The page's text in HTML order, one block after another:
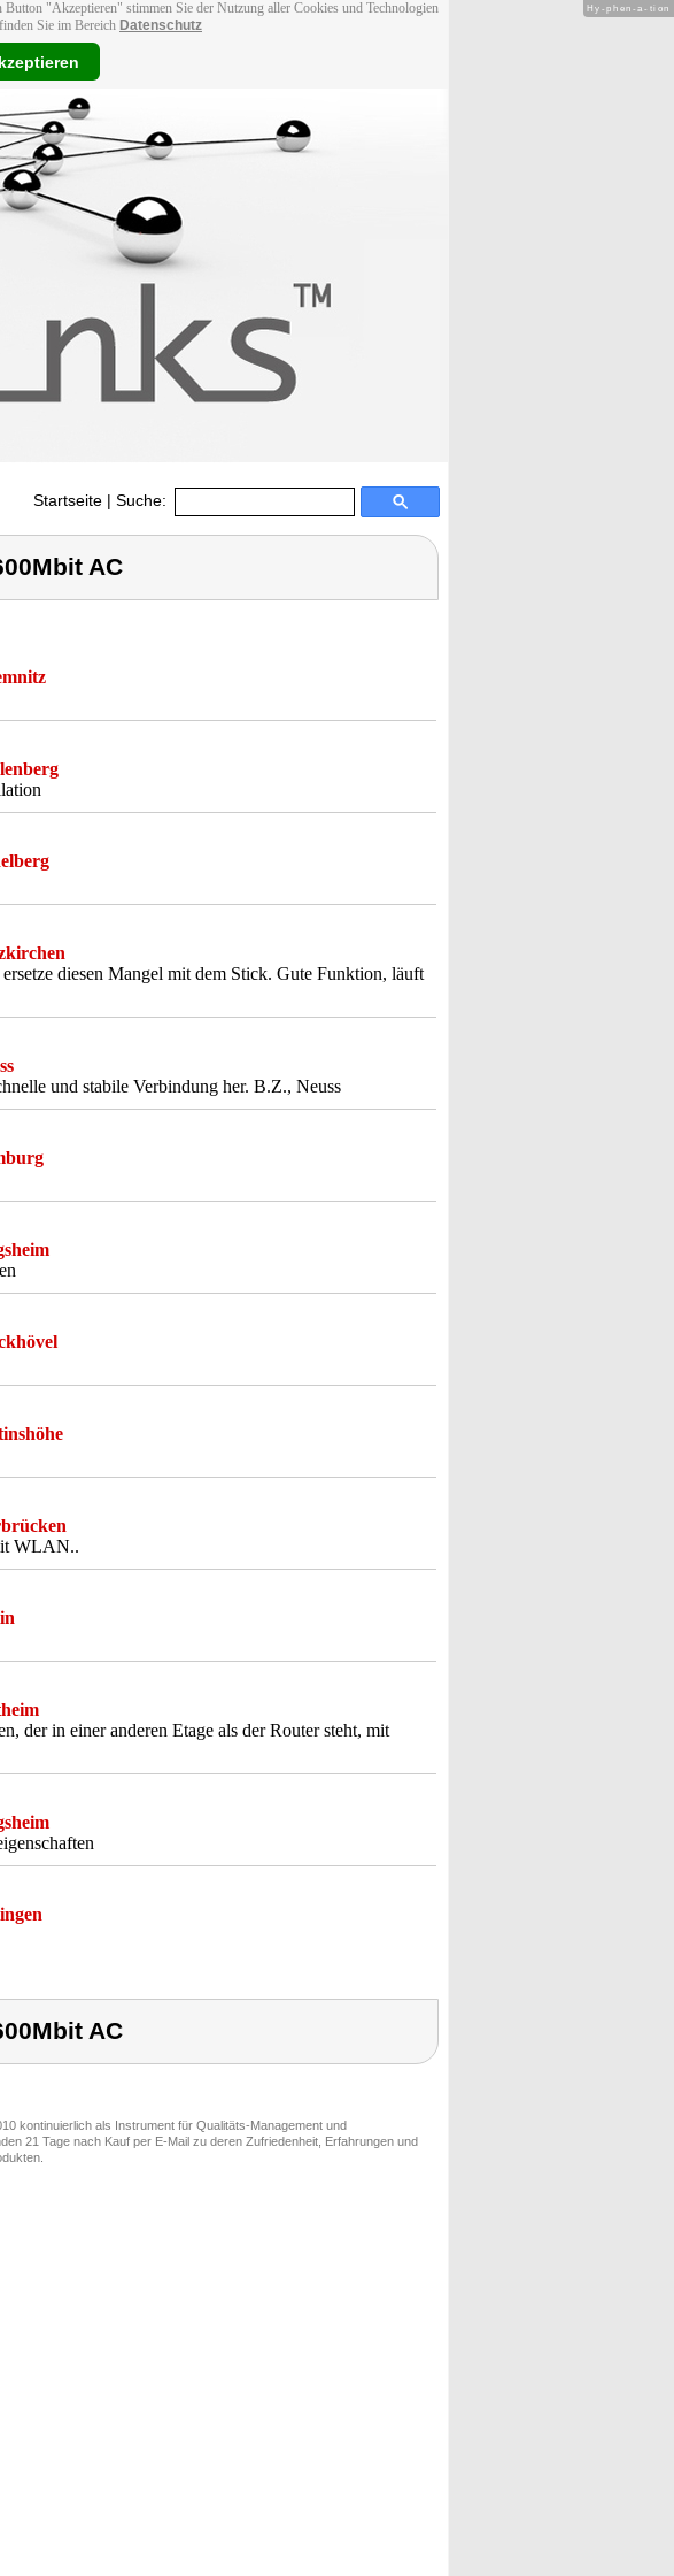
"Akzeptieren" stimmen Sie der Nutzung aller Cookies und Technologien
Sie im Bereich Datenschutz
Startseite | Suche:
AC
diesen Mangel mit dem Stick. Gute Funktion, läuft
und stabile Verbindung her. B.Z., Neuss
WLAN..
der in einer anderen Etage als der Router steht, mit
AC
kontinuierlich als Instrument für Qualitäts-Management und
21 Tage nach Kauf per E-Mail zu deren Zufriedenheit, Erfahrungen und
Hy-phen-a-tion